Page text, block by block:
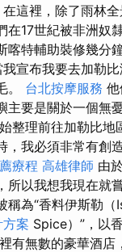
在這裡，除了雨林
在17世紀被非洲奴
喀特輔助裝修幾分
我宣布我要去加勒
。 台北按摩服務
主要是關於一個無
整理前往加勒比地
，我必須非常有創
療程 高雄律師 由
所以我想我現在就
稱為“香料伊斯勒（
案 Spice）”，以
有無數的豪華酒店